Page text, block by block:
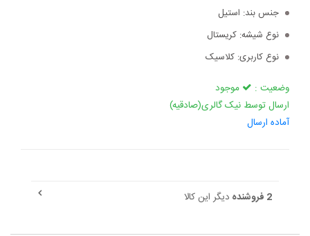
جنس بند: استیل
نوع شیشه: کریستال
نوع کاربری: کلاسیک
وضعیت :
موجود
ارسال توسط نیک گالری(صادقیه)
آماده ارسال
2 فروشنده دیگر این کالا